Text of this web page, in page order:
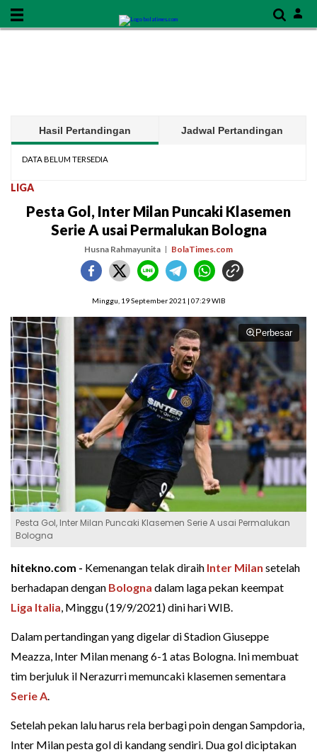
Hasil Pertandingan Jadwal Pertandingan
DATA BELUM TERSEDIA
LIGA
Pesta Gol, Inter Milan Puncaki Klasemen
Serie A usai Permalukan Bologna
Husna Rahmayunita BolaTimes.com
Minggu, 19 September 2021 | 07:29 WIB
Perbesar
Pesta Gol, Inter Milan Puncaki Klasemen Serie A usai Permalukan
Bologna
hitekno.com - Kemenangan telak diraih Inter Milan setelah
berhadapan dengan Bologna dalam laga pekan keempat
Liga Italia, Minggu (19/9/2021) dini hari WIB.
Dalam pertandingan yang digelar di Stadion Giuseppe
Meazza, Inter Milan menang 6-1 atas Bologna. Ini membuat
tim berjuluk il Nerazurri memuncaki klasemen sementara
Serie A.
Setelah pekan lalu harus rela berbagi poin dengan Sampdoria,
Inter Milan pesta gol di kandang sendiri. Dua gol diciptakan